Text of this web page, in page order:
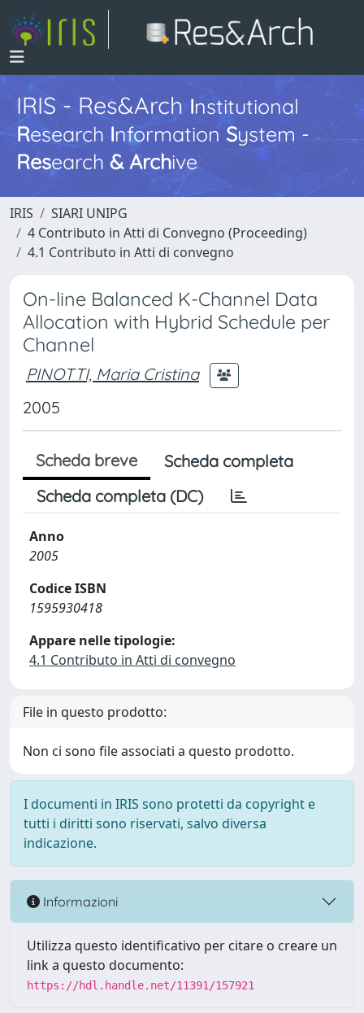
IRIS - Res&ArchInstitutional
Research InformationSystem -
Research & Archive
IRIS
SIARI UNIPG
4 Contributo in Atti di Convegno (Proceeding)
4.1 Contributo in Atti di convegno
On-line Balanced K-Channel Data
Allocation with Hybrid Schedule per
Channel
PINOTTI, Maria Cristina
2005
Scheda breve
Scheda completa
Scheda completa (DC)
Anno
2005
Codice ISBN
1595930418
Appare nelle tipologie:
4.1 Contributo in Atti di convegno
File in questo prodotto:
Non ci sono file associati a questo prodotto.
I documenti in IRIS sono protetti da copyright e
tutti i diritti sono riservati, salvo diversa
indicazione.
Informazioni
Utilizza questo identificativo per citare o creare un
link a questo documento:
https://hdl.handle.net/11391/157921